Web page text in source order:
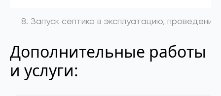
8. Запуск септика в эксплуатацию,
Дополнительные работы
и услуги: